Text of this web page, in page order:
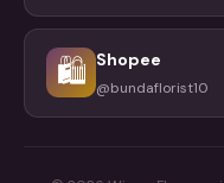
🛍 Shopee
@bundaflorist10